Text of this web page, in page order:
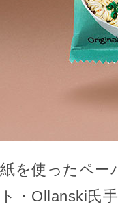
紙を使ったペー
ト・Ollanski氏